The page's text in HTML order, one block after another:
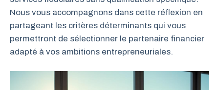
Nous vous accompagnons dans cette réflexion en
partageant les critères déterminants qui vous
permettront de sélectionner le partenaire financier
adapté à vos ambitions entrepreneuriales.